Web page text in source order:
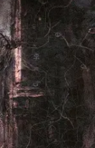
TIMES
juoni
Reviews
synkeään
– Sun
kulttuurialaa.
puhelimensa
on ladattu
asuu
summalla,